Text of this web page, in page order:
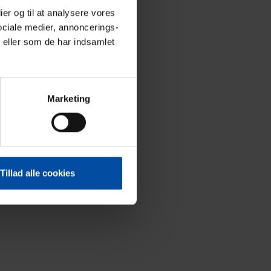
og til at analysere vores
medier, annoncerings-
som de har indsamlet
Marketing
Tillad alle cookies